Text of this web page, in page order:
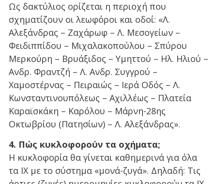
Ως δακτύλιος ορίζεται η περιοχή που
σχηματίζουν οι λεωφόροι και οδοί: «Λ.
Αλεξάνδρας – Ζαχάρωφ – Λ. Μεσογείων –
Φειδιππίδου – Μιχαλακοπούλου – Σπύρου
Μερκούρη – Βρυάξιδος – Υμηττού – Ηλ. Ηλιού –
Ανδρ. Φραντζή – Λ. Ανδρ. Συγγρού –
Χαμοστέρνας – Πειραιώς – Ιερά Οδός – Λ.
Κωνσταντινουπόλεως – Αχιλλέως – Πλατεία
Καραϊσκάκη – Καρόλου – Μάρνη-28ης
Οκτωβρίου (Πατησίων) – Λ. Αλεξάνδρας».
4. Πώς κυκλοφορούν τα οχήματα;
Η κυκλοφορία θα γίνεται καθημερινά για όλα
τα ΙΧ με το σύστημα «μονά-ζυγά». Δηλαδή: Τις